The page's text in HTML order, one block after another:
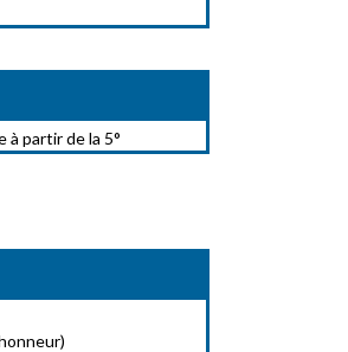
à partir de la 5°